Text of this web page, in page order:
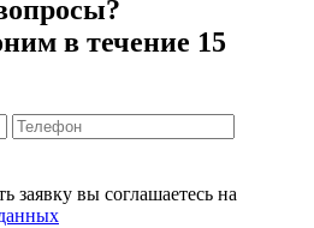
в течение 15
заявку вы соглашаетесь на